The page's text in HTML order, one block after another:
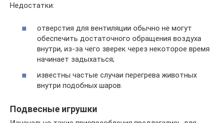
Недостатки:
отверстия для вентиляции обычно не могут
обеспечить достаточного обращения воздуха
внутри, из-за чего зверек через некоторое время
начинает задыхаться;
известны частые случаи перегрева животных
внутри подобных шаров.
Подвесные игрушки